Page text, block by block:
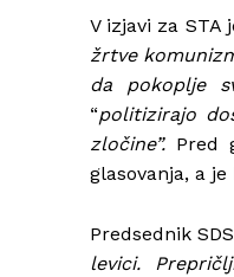
V izjavi za STA
žrtve
da pokoplje
“politizirajo
zločine”. Pred
glasovanja, a
Predsednik
levici.